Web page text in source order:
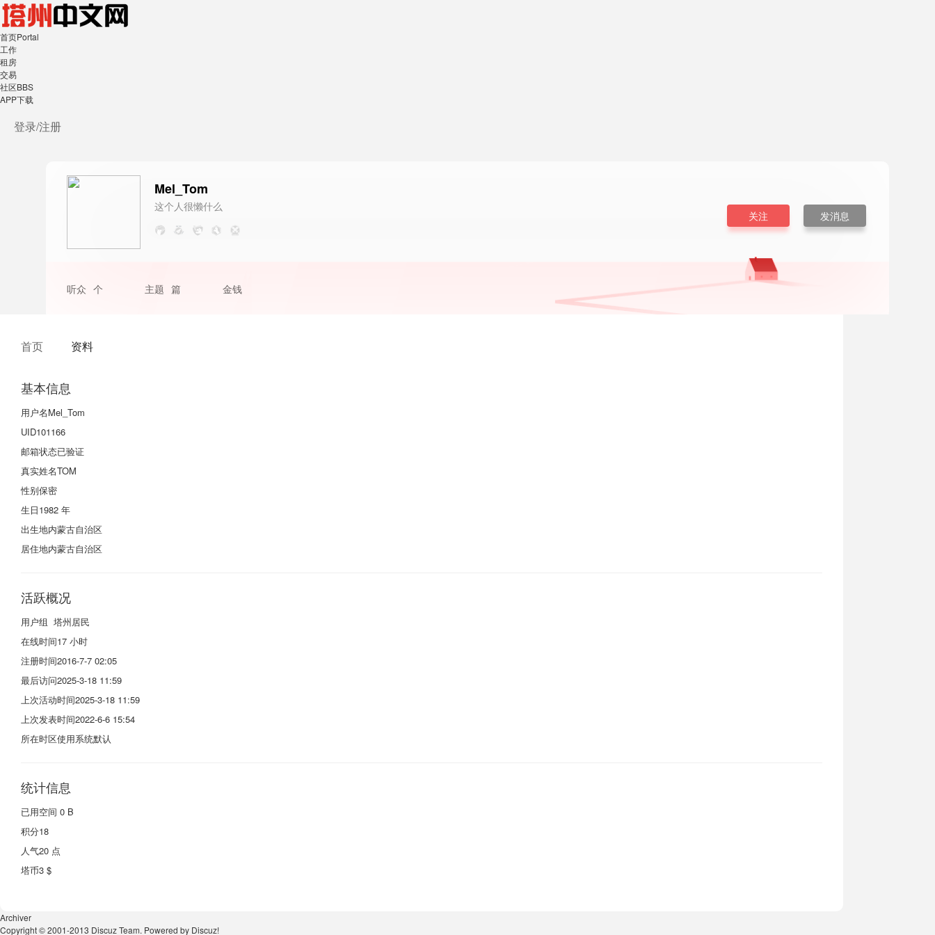
首页Portal
工作
租房
交易
社区BBS
APP下载
登录/注册
Mel_Tom
这个人很懒什么
关注 发消息
听众 个 主题 篇 金钱
首页 资料
基本信息
用户名Mel_Tom
UID101166
邮箱状态已验证
真实姓名TOM
性别保密
生日1982 年
出生地内蒙古自治区
居住地内蒙古自治区
活跃概况
用户组 塔州居民
在线时间17 小时
注册时间2016-7-7 02:05
最后访问2025-3-18 11:59
上次活动时间2025-3-18 11:59
上次发表时间2022-6-6 15:54
所在时区使用系统默认
统计信息
已用空间 0 B
积分18
人气20 点
塔币3 $
Archiver
Copyright © 2001-2013 Discuz Team. Powered by Discuz!